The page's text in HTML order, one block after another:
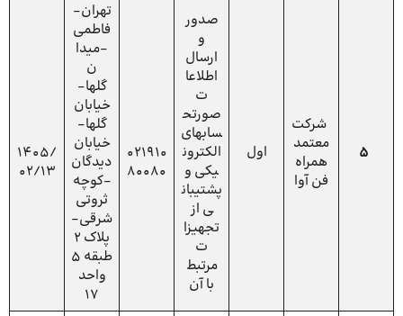
5
شرکت
معتمد
همراه
فن آوا
اول
صدور
و
ارسال
اطلاعا
ت
صورتح
سابهای
الکترون
یکی و
پشتیبان
ی از
تجهیزا
ت
مرتبط
با آن
021910
80080
تهران-
فاطمی
-میدا
ن
گلها-
خیابان
گلها-
خیابان
دیدگان
-کوچه
ثروتی
شرقی-
پلاک 2
طبقه 5
واحد
17
1405/
02/13